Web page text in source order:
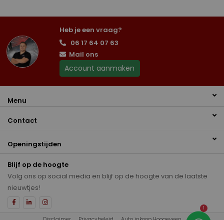
Heb je een vraag?
06 17 64 07 63
Mail ons
Account aanmaken
Menu
Contact
Openingstijden
Blijf op de hoogte
Volg ons op social media en blijf op de hoogte van de laatste
nieuwtjes!
1